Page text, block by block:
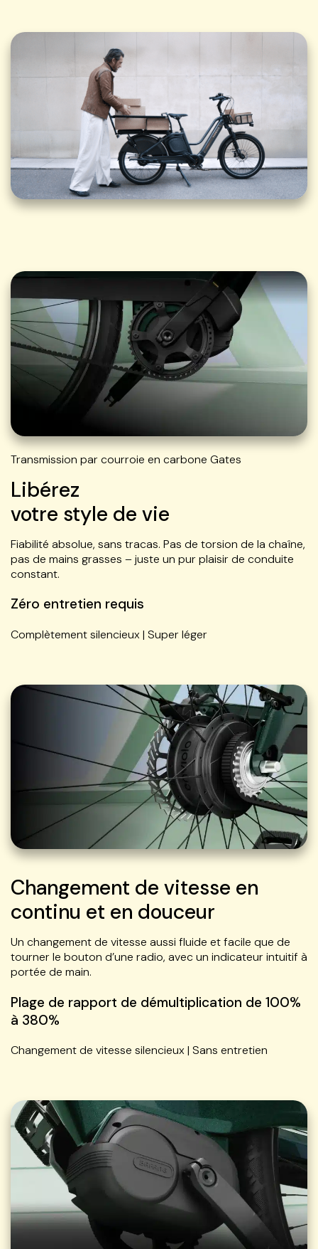
Transmission par courroie en carbone Gates
Libérez
votre style de vie
Fiabilité absolue, sans tracas. Pas de torsion de la chaîne,
pas de mains grasses – juste un pur plaisir de conduite
constant.
Zéro entretien requis
Complètement silencieux | Super léger
Changement de vitesse en
continu et en douceur
Un changement de vitesse aussi fluide et facile que de
tourner le bouton d’une radio, avec un indicateur intuitif à
portée de main.
Plage de rapport de démultiplication de 100%
à 380%
Changement de vitesse silencieux | Sans entretien